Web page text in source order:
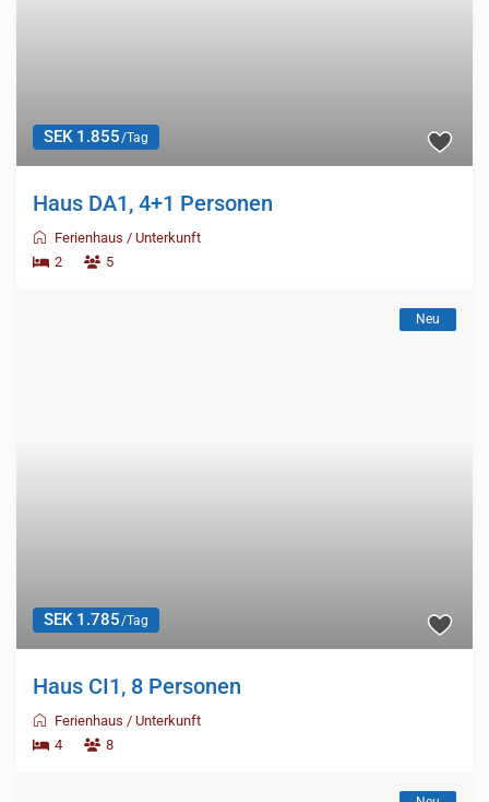
SEK 1.855/Tag
Haus DA1, 4+1 Personen
Ferienhaus /Unterkunft
2
5
SEK 1.785/Tag
Neu
Haus CI1, 8 Personen
Ferienhaus /Unterkunft
4
8